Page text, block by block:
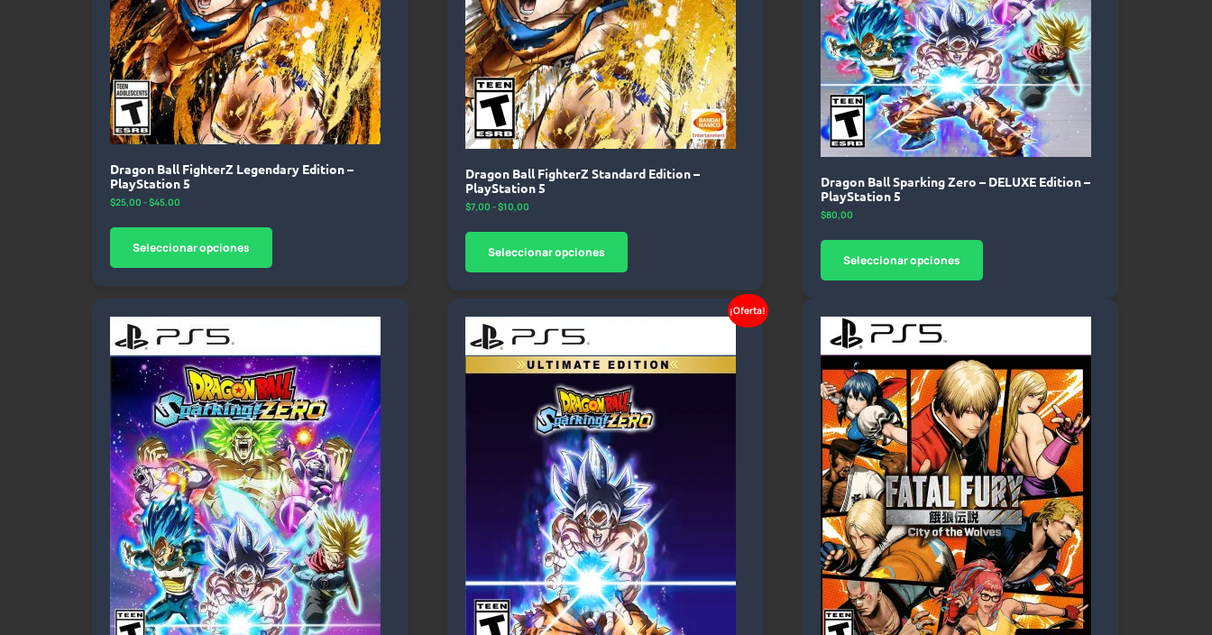
Dragon Ball FighterZ Legendary Edition –
PlayStation 5
$25,00 -$45,00
Seleccionar opciones
Dragon Ball FighterZ Standard Edition –
PlayStation 5
$7,00 -$10,00
Seleccionar opciones
Dragon Ball Sparking Zero – DELUXE Edition –
PlayStation 5
$80,00
Seleccionar opciones
¡Oferta!